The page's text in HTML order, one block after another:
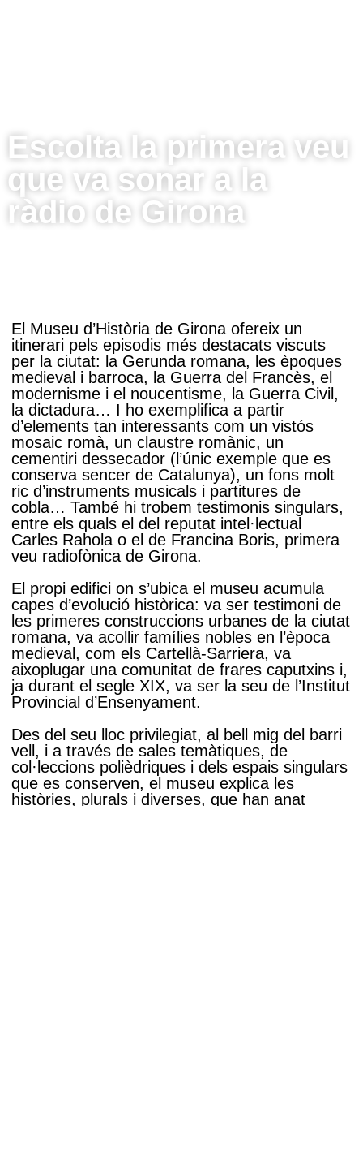
Escolta la primera veu
que va sonar a la
ràdio de Girona
El Museu d’Història de Girona ofereix un
itinerari pels episodis més destacats viscuts
per la ciutat: la Gerunda romana, les èpoques
medieval i barroca, la Guerra del Francès, el
modernisme i el noucentisme, la Guerra Civil,
la dictadura… I ho exemplifica a partir
d’elements tan interessants com un vistós
mosaic romà, un claustre romànic, un
cementiri dessecador (l’únic exemple que es
conserva sencer de Catalunya), un fons molt
ric d’instruments musicals i partitures de
cobla… També hi trobem testimonis singulars,
entre els quals el del reputat intel·lectual
Carles Rahola o el de Francina Boris, primera
veu radiofònica de Girona.
El propi edifici on s’ubica el museu acumula
capes d’evolució històrica: va ser testimoni de
les primeres construccions urbanes de la ciutat
romana, va acollir famílies nobles en l’època
medieval, com els Cartellà-Sarriera, va
aixoplugar una comunitat de frares caputxins i,
ja durant el segle XIX, va ser la seu de l’Institut
Provincial d’Ensenyament.
Des del seu lloc privilegiat, al bell mig del barri
vell, i a través de sales temàtiques, de
col·leccions polièdriques i dels espais singulars
que es conserven, el museu explica les
històries, plurals i diverses, que han anat